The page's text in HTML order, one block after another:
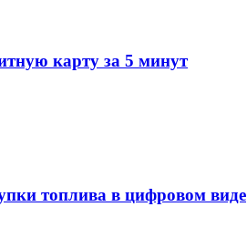
карту за 5 минут
топлива в цифровом виде